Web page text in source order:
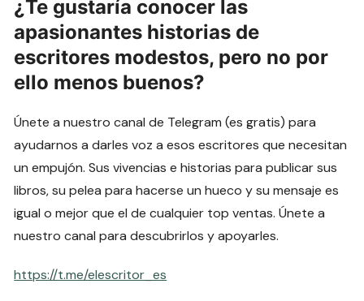
¿Te gustaría conocer las
apasionantes historias de
escritores modestos, pero no por
ello menos buenos?
Únete a nuestro canal de Telegram (es gratis) para
ayudarnos a darles voz a esos escritores que necesitan
un empujón. Sus vivencias e historias para publicar sus
libros, su pelea para hacerse un hueco y su mensaje es
igual o mejor que el de cualquier top ventas. Únete a
nuestro canal para descubrirlos y apoyarles.
https://t.me/elescritor_es